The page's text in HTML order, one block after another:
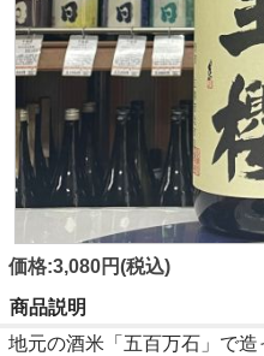
価格:3,080円(税込)
商品説明
地元の酒米「五百万石」で造